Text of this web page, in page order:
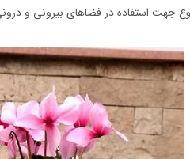
جهت استفاده در فضاهای بیرونی و